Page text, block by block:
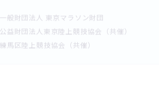
一般財団法人 東京マラソン財団
公益財団法人東京陸上競技協会（共催）
練馬区陸上競技協会（共催）